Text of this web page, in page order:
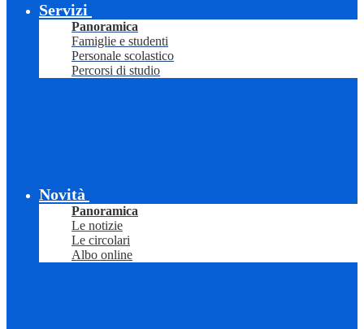
Servizi
Panoramica
Famiglie e studenti
Personale scolastico
Percorsi di studio
Novità
Panoramica
Le notizie
Le circolari
Albo online